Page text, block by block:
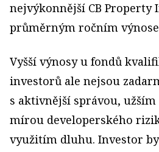
nejvýkonnější CB Property
průměrným ročním
Vyšší výnosy u fondů
investorů ale nejsou
s aktivnější správou,
mírou developerského
využitím dluhu. Investor